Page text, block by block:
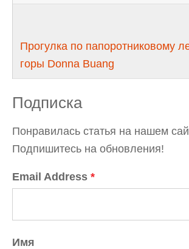
Прогулка по папоротниковому
горы Donna Buang
Подписка
Понравилась статья на нашем
Подпишитесь на обновления!
Email Address *
Имя